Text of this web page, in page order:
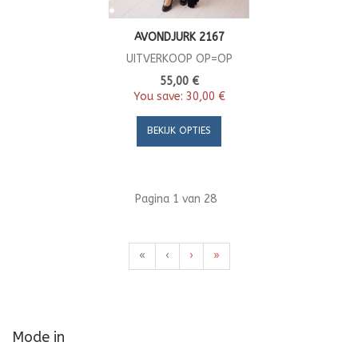
AVONDJURK 2167
UITVERKOOP OP=OP
55,00 €
You save: 30,00 €
BEKIJK OPTIES
Pagina 1 van 28
« ‹ › »
Mode in